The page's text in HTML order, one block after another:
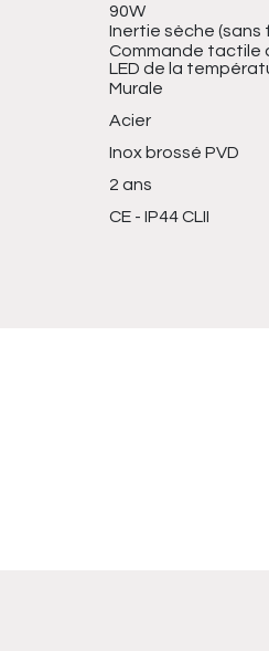
90W
Inertie sèche (sans
Commande tactile
LED de la
Murale
Acier
Inox brossé PVD
2 ans
CE - IP44 CLII